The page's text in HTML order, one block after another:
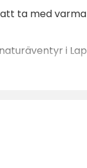
ta med
i